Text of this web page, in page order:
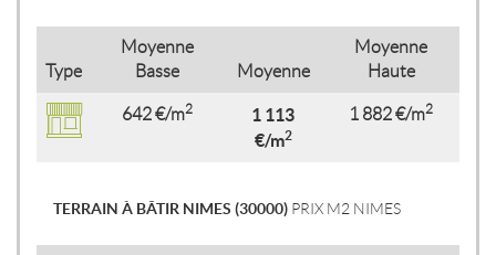
Type
Moyenne
Basse
Moyenne
Moyenne
Haute
642 €/m2
1 113
€/m2
1 882 €/m2
TERRAIN À BÂTIR NIMES (30000) PRIX M2 NIMES